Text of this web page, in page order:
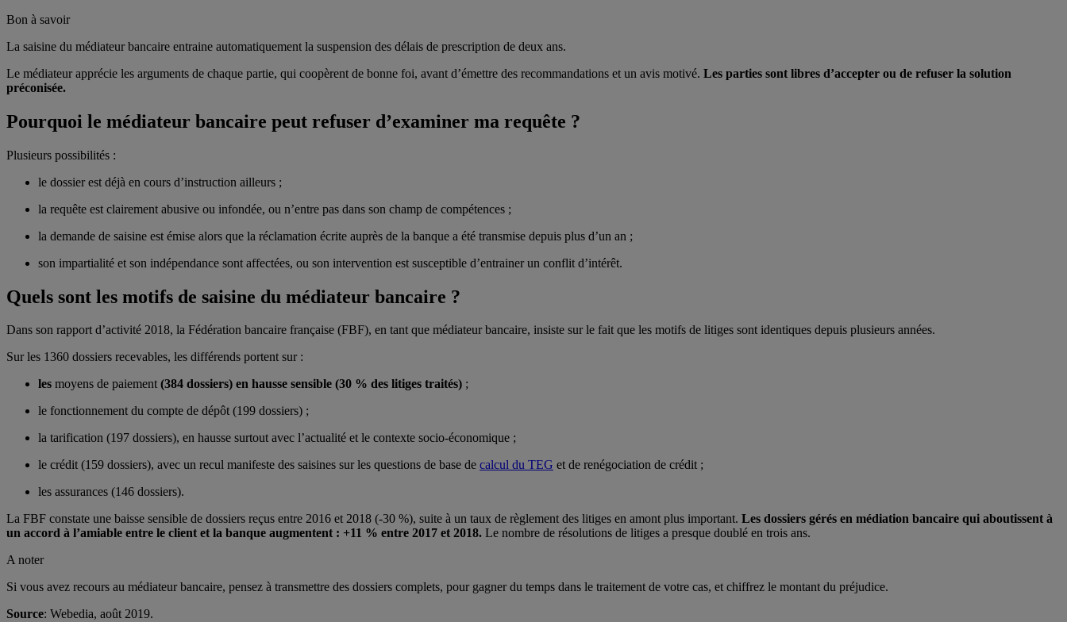
Bon à savoir
La saisine du médiateur bancaire entraine automatiquement la suspension des délais de prescription de deux ans.
Le médiateur apprécie les arguments de chaque partie, qui coopèrent de bonne foi, avant d’émettre des recommandations et un avis motivé. Les parties sont libres d’accepter ou de refuser la solution
préconisée.
Pourquoi le médiateur bancaire peut refuser d’examiner ma requête ?
Plusieurs possibilités :
le dossier est déjà en cours d’instruction ailleurs ;
la requête est clairement abusive ou infondée, ou n’entre pas dans son champ de compétences ;
la demande de saisine est émise alors que la réclamation écrite auprès de la banque a été transmise depuis plus d’un an ;
son impartialité et son indépendance sont affectées, ou son intervention est susceptible d’entrainer un conflit d’intérêt.
Quels sont les motifs de saisine du médiateur bancaire ?
Dans son rapport d’activité 2018, la Fédération bancaire française (FBF), en tant que médiateur bancaire, insiste sur le fait que les motifs de litiges sont identiques depuis plusieurs années.
Sur les 1360 dossiers recevables, les différends portent sur :
les moyens de paiement(384 dossiers) en hausse sensible (30 % des litiges traités) ;
le fonctionnement du compte de dépôt (199 dossiers) ;
la tarification (197 dossiers), en hausse surtout avec l’actualité et le contexte socio-économique ;
le crédit (159 dossiers), avec un recul manifeste des saisines sur les questions de base de calcul du TEG et de renégociation de crédit ;
les assurances (146 dossiers).
La FBF constate une baisse sensible de dossiers reçus entre 2016 et 2018 (-30 %), suite à un taux de règlement des litiges en amont plus important. Les dossiers gérés en médiation bancaire qui aboutissent à
un accord à l’amiable entre le client et la banque augmentent : +11 % entre 2017 et 2018. Le nombre de résolutions de litiges a presque doublé en trois ans.
A noter
Si vous avez recours au médiateur bancaire, pensez à transmettre des dossiers complets, pour gagner du temps dans le traitement de votre cas, et chiffrez le montant du préjudice.
Source: Webedia, août 2019.